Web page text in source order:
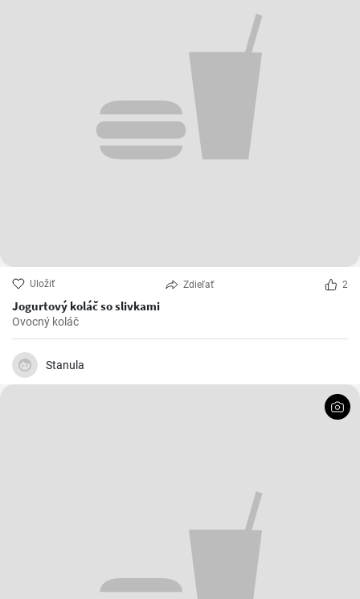
Uložiť Zdieľať 2
Jogurtový koláč so slivkami
Ovocný koláč
Stanula